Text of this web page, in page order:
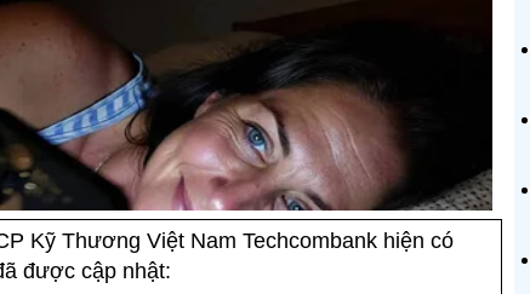
Kỹ Thương Việt Nam Techcombank hiện có
được cập nhật: